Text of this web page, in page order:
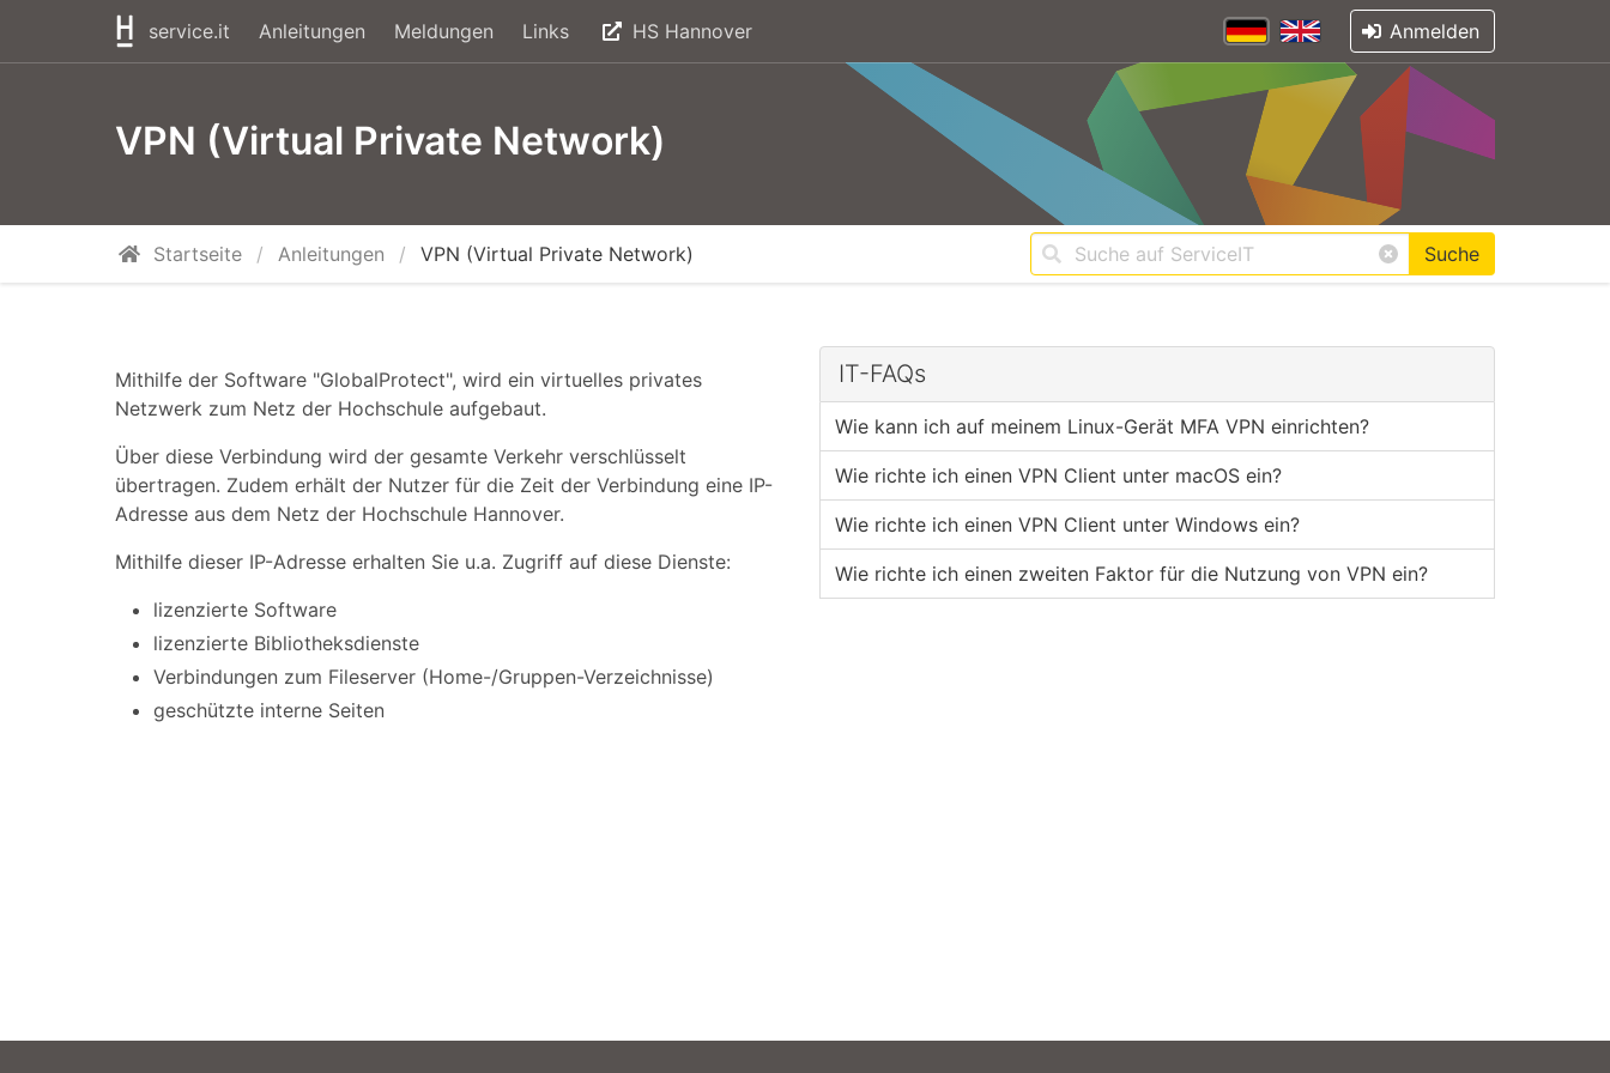
service.it Anleitungen Meldungen Links HS Hannover Anmelden
VPN (Virtual Private Network)
Startseite Anleitungen VPN (Virtual Private Network) Suche
Mithilfe der Software "GlobalProtect", wird ein virtuelles privates
Netzwerk zum Netz der Hochschule aufgebaut.
Über diese Verbindung wird der gesamte Verkehr verschlüsselt
übertragen. Zudem erhält der Nutzer für die Zeit der Verbindung eine IP-
Adresse aus dem Netz der Hochschule Hannover.
Mithilfe dieser IP-Adresse erhalten Sie u.a. Zugriff auf diese Dienste:
lizenzierte Software
lizenzierte Bibliotheksdienste
Verbindungen zum Fileserver (Home-/Gruppen-Verzeichnisse)
geschützte interne Seiten
IT-FAQs
Wie kann ich auf meinem Linux-Gerät MFA VPN einrichten?
Wie richte ich einen VPN Client unter macOS ein?
Wie richte ich einen VPN Client unter Windows ein?
Wie richte ich einen zweiten Faktor für die Nutzung von VPN ein?